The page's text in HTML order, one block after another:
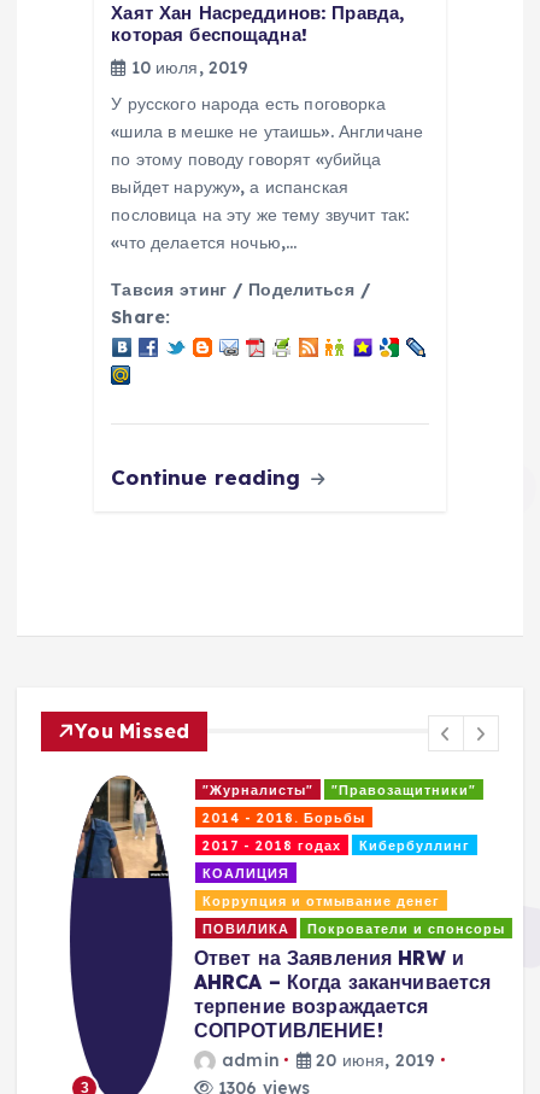
Хаят Хан Насреддинов: Правда,
которая беспощадна!
10 июля, 2019
У русского народа есть поговорка
«шила в мешке не утаишь». Англичане
по этому поводу говорят «убийца
выйдет наружу», а испанская
пословица на эту же тему звучит так:
«что делается ночью,…
Тавсия этинг / Поделиться /
Share:
Continue reading
You Missed
"Журналисты"
"Правозащитники"
2014 - 2018. Борьбы
2017 - 2018 годах
Кибербуллинг
КОАЛИЦИЯ
Коррупция и отмывание денег
ПОВИЛИКА
Покрователи и спонсоры
Ответ на Заявления HRW и
AHRCA – Когда заканчивается
терпение возраждается
СОПРОТИВЛЕНИЕ!
admin
20 июня, 2019
1306 views